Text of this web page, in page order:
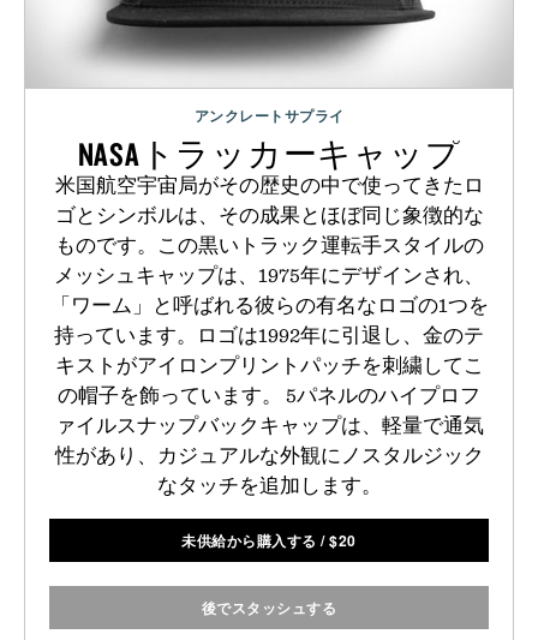
アンクレートサプライ
NASAトラッカーキャップ
米国航空宇宙局がその歴史の中で使ってきたロ
ゴとシンボルは、その成果とほぼ同じ象徴的な
ものです。この黒いトラック運転手スタイルの
メッシュキャップは、1975年にデザインされ、
「ワーム」と呼ばれる彼らの有名なロゴの1つを
持っています。ロゴは1992年に引退し、金のテ
キストがアイロンプリントパッチを刺繍してこ
の帽子を飾っています。 5パネルのハイプロフ
ァイルスナップバックキャップは、軽量で通気
性があり、カジュアルな外観にノスタルジック
なタッチを追加します。
未供給から購入する /$20
後でスタッシュする